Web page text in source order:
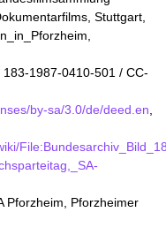
Stuttgart,
1987-0410-501 / CC-
by-sa/3.0/de/deed.en
Pforzheim, Pforzheimer